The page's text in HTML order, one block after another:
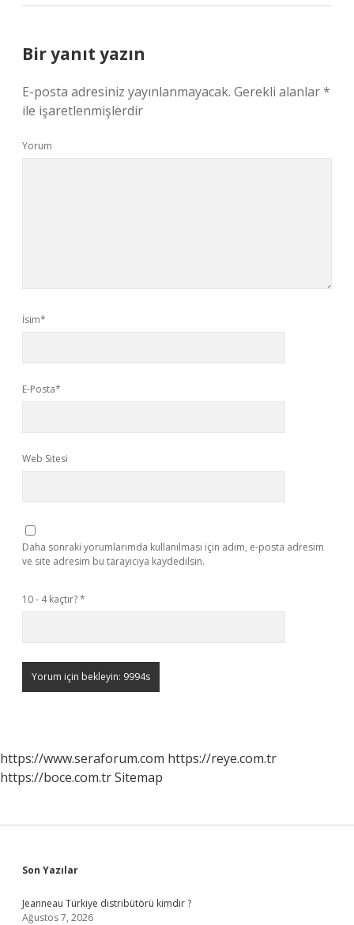
Bir yanıt yazın
E-posta adresiniz yayınlanmayacak. Gerekli alanlar*
ile işaretlenmişlerdir
Yorum
İsim*
E-Posta*
Web Sitesi
Daha sonraki yorumlarımda kullanılması için adım, e-posta adresim
ve site adresim bu tarayıcıya kaydedilsin.
10 - 4 kaçtır?*
https://www.seraforum.com https://reye.com.tr
https://boce.com.trSitemap
Sidebar
Son Yazılar
Jeanneau Türkiye distribütörü kimdir ?
Ağustos 7, 2026